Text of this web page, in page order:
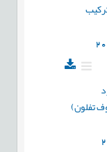
تفلون)